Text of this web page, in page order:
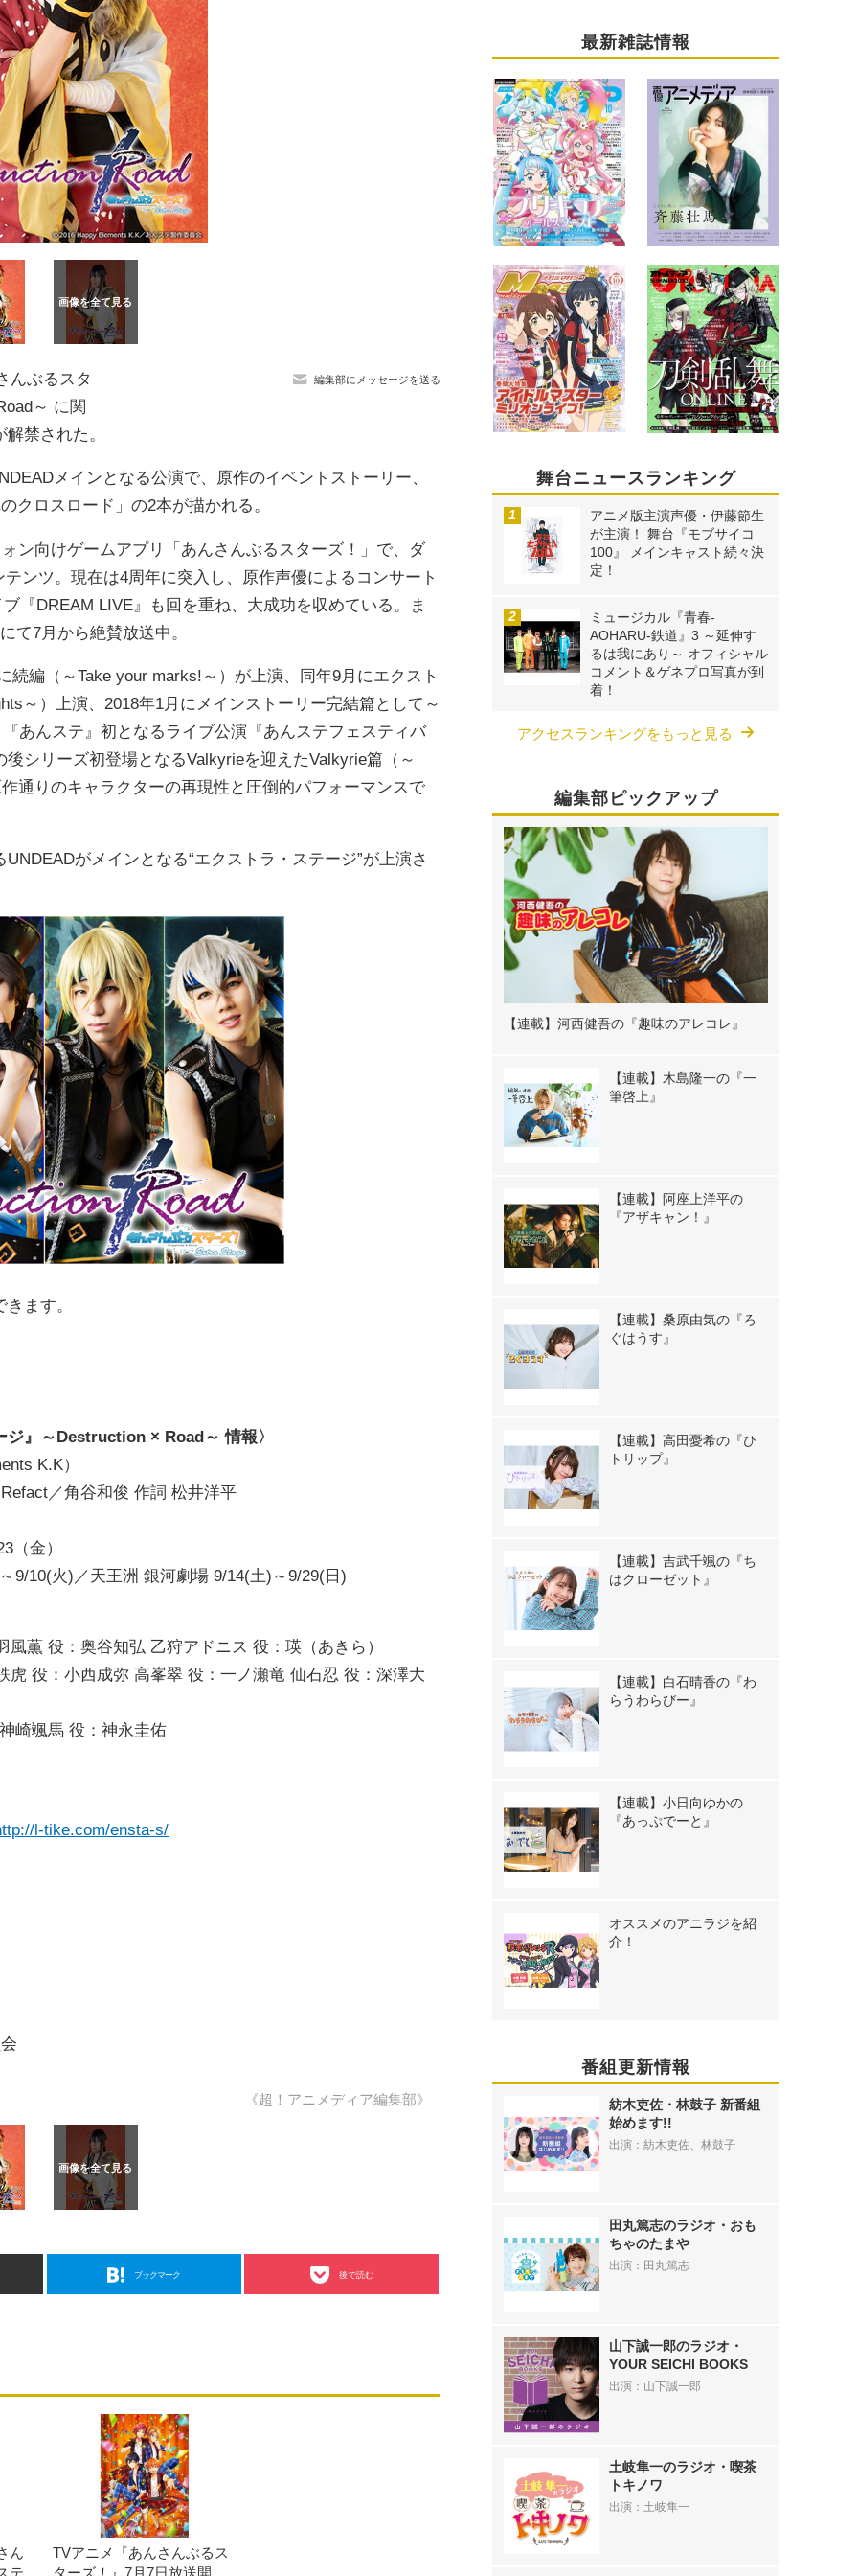
編集部にメッセージを送る
んぶるスタ
～ に関
禁された。
メインとなる公演で、原作のイベントストーリー、
クロスロード」の2本が描かれる。
向けゲームアプリ「あんさんぶるスターズ！」で、ダ
ンツ。現在は4周年に突入し、原作声優によるコンサート
『DREAM LIVE』も回を重ね、大成功を収めている。ま
て7月から絶賛放送中。
編（～Take your marks!～）が上演、同年9月にエクスト
～）上演、2018年1月にメインストーリー完結篇として～
あんステ』初となるライブ公演『あんステフェスティバ
シリーズ初登場となるValkyrieを迎えたValkyrie篇（～
通りのキャラクターの再現性と圧倒的パフォーマンスで
がメインとなる“エクストラ・ステージ”が上演さ
ます。
』～Destruction × Road～ 情報〉
K.K）
／角谷和俊 作詞 松井洋平
（金）
9/10(火)／天王洲 銀河劇場 9/14(土)～9/29(日)
薫 役：奥谷知弘 乙狩アドニス 役：瑛（あきら）
役：小西成弥 高峯翠 役：一ノ瀬竜 仙石忍 役：深澤大
崎颯馬 役：神永圭佑
l-tike.com/ensta-s/
《超！アニメディア編集部》
ブックマーク 後で読む
ん
テ
TVアニメ『あんさんぶるス
ターズ！』7月7日放送開
最新雑誌情報
舞台ニュースランキング
アニメ版主演声優・伊藤節生
が主演！ 舞台『モブサイコ
100』 メインキャスト続々決
定！
ミュージカル『青春-
AOHARU-鉄道』3 ～延伸す
るは我にあり～ オフィシャル
コメント＆ゲネプロ写真が到
着！
アクセスランキングをもっと見る
編集部ピックアップ
【連載】河西健吾の『趣味のアレコレ』
【連載】木島隆一の『一
筆啓上』
【連載】阿座上洋平の
『アザキャン！』
【連載】桑原由気の『ろ
ぐはうす』
【連載】高田憂希の『ひ
トリップ』
【連載】吉武千颯の『ち
はクローゼット』
【連載】白石晴香の『わ
らうわらびー』
【連載】小日向ゆかの
『あっぷでーと』
オススメのアニラジを紹
介！
番組更新情報
紡木吏佐・林鼓子 新番組
始めます!!
出演：紡木吏佐、林鼓子
田丸篤志のラジオ・おも
ちゃのたまや
出演：田丸篤志
山下誠一郎のラジオ・
YOUR SEICHI BOOKS
出演：山下誠一郎
土岐隼一のラジオ・喫茶
トキノワ
出演：土岐隼一